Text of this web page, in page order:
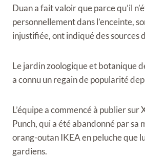
Duan a fait valoir que parce qu’il
personnellement dans l’enceinte,
injustifiée, ont indiqué des sources
Le jardin zoologique et botanique
a connu un regain de popularité
L’équipe a commencé à publier sur
Punch, qui a été abandonné par sa
orang-outan IKEA en peluche que
gardiens.